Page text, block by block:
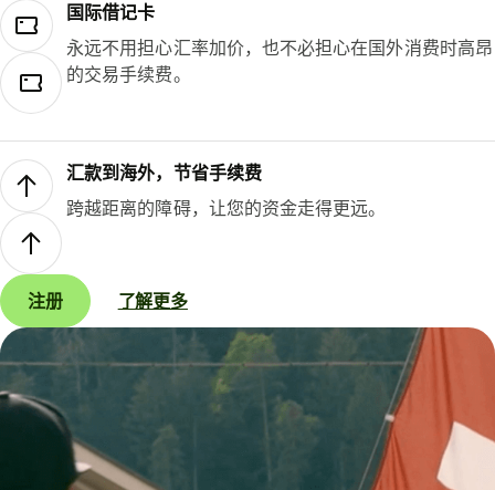
国际借记卡
永远不用担心汇率加价，也不必担心在国外消费时高昂
的交易手续费。
汇款到海外，节省手续费
跨越距离的障碍，让您的资金走得更远。
注册 了解更多